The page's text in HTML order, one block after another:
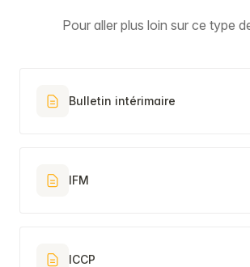
Pour aller plus loin sur ce type
Bulletin intérimaire
IFM
ICCP